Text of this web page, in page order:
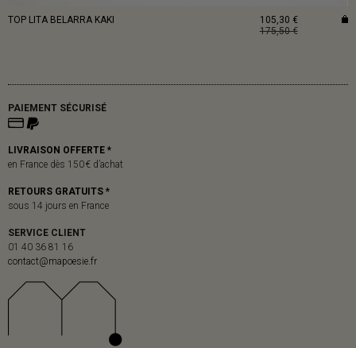
TOP LITA BELARRA KAKI
105,30 €
175,50 €
PAIEMENT SÉCURISÉ
LIVRAISON OFFERTE *
en France dès 150 € d’achat
RETOURS GRATUITS *
sous 14 jours en France
SERVICE CLIENT
01 40 36 81 16
contact@mapoesie.fr